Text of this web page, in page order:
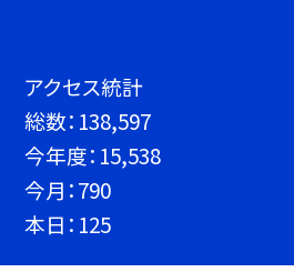
アクセス統計
総数： 138,597
今年度： 15,538
今月：790
本日： 125